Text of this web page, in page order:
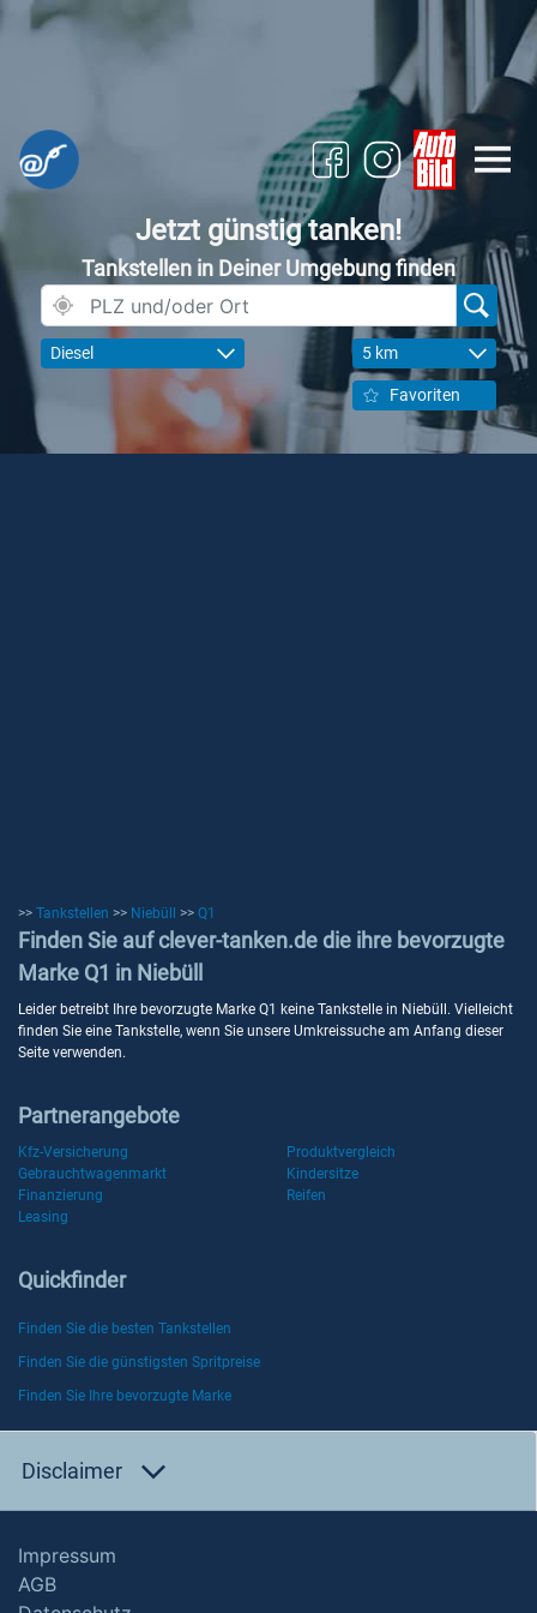
Jetzt günstig tanken!
Tankstellen in Deiner Umgebung finden
Diesel 5 km
Favoriten
>> Tankstellen >> Niebüll >> Q1
Finden Sie auf clever-tanken.de die ihre bevorzugte
Marke Q1 in Niebüll
Leider betreibt Ihre bevorzugte Marke Q1 keine Tankstelle in Niebüll. Vielleicht
finden Sie eine Tankstelle, wenn Sie unsere Umkreissuche am Anfang dieser
Seite verwenden.
Partnerangebote
Kfz-Versicherung
Produktvergleich
Gebrauchtwagenmarkt
Kindersitze
Finanzierung
Reifen
Leasing
Quickfinder
Finden Sie die besten Tankstellen
Finden Sie die günstigsten Spritpreise
Finden Sie Ihre bevorzugte Marke
Disclaimer
Impressum
AGB